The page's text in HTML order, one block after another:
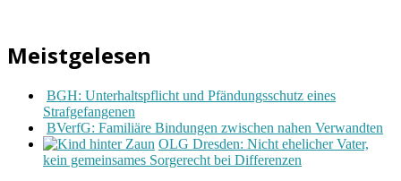
Meistgelesen
BGH: Unterhaltspflicht und Pfändungsschutz eines
Strafgefangenen
BVerfG: Familiäre Bindungen zwischen nahen Verwandten
OLG Dresden: Nicht ehelicher Vater,
kein gemeinsames Sorgerecht bei Differenzen